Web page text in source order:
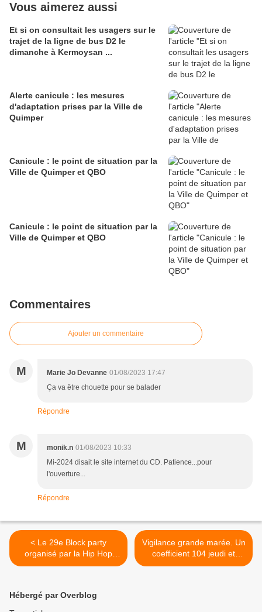
Vous aimerez aussi
Et si on consultait les usagers sur le
trajet de la ligne de bus D2 le
dimanche à Kermoysan ...
Alerte canicule : les mesures
d'adaptation prises par la Ville de
Quimper
Canicule : le point de situation par la
Ville de Quimper et QBO
Canicule : le point de situation par la
Ville de Quimper et QBO
Commentaires
Ajouter un commentaire
M Marie Jo Devanne 01/08/2023 17:47
Ça va être chouette pour se balader
Répondre
M monik.n 01/08/2023 10:33
Mi-2024 disait le site internet du CD. Patience...pour
l'ouverture...
Répondre
< Le 29e Block party
organisé par la Hip Hop
New school, le 26 août à
Vigilance grande marée. Un
coefficient 104 jeudi et
vendredi à Quimper >
Hébergé par Overblog